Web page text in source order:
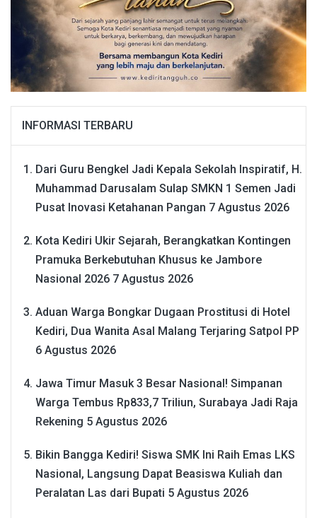
INFORMASI TERBARU
Dari Guru Bengkel Jadi Kepala Sekolah Inspiratif, H.
Muhammad Darusalam Sulap SMKN 1 Semen Jadi
Pusat Inovasi Ketahanan Pangan 7 Agustus 2026
Kota Kediri Ukir Sejarah, Berangkatkan Kontingen
Pramuka Berkebutuhan Khusus ke Jambore
Nasional 2026 7 Agustus 2026
Aduan Warga Bongkar Dugaan Prostitusi di Hotel
Kediri, Dua Wanita Asal Malang Terjaring Satpol PP
6 Agustus 2026
Jawa Timur Masuk 3 Besar Nasional! Simpanan
Warga Tembus Rp833,7 Triliun, Surabaya Jadi Raja
Rekening 5 Agustus 2026
Bikin Bangga Kediri! Siswa SMK Ini Raih Emas LKS
Nasional, Langsung Dapat Beasiswa Kuliah dan
Peralatan Las dari Bupati 5 Agustus 2026